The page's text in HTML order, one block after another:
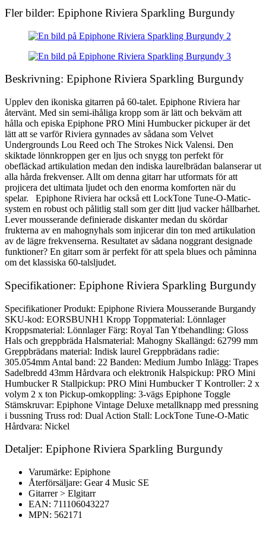
Fler bilder: Epiphone Riviera Sparkling Burgundy
Beskrivning: Epiphone Riviera Sparkling Burgundy
Upplev den ikoniska gitarren på 60-talet. Epiphone Riviera har
återvänt. Med sin semi-ihåliga kropp som är lätt och bekväm att
hålla och episka Epiphone PRO Mini Humbucker pickuper är det
lätt att se varför Riviera gynnades av sådana som Velvet
Undergrounds Lou Reed och The Strokes Nick Valensi. Den
skiktade lönnkroppen ger en ljus och snygg ton perfekt för
obefläckad artikulation medan den indiska laurelbrädan balanserar ut
alla hårda frekvenser. Allt om denna gitarr har utformats för att
projicera det ultimata ljudet och den enorma komforten när du
spelar. Epiphone Riviera har också ett LockTone Tune-O-Matic-
system en robust och pålitlig stall som ger ditt ljud vacker hållbarhet.
Lever mousserande definierade diskanter medan du skördar
frukterna av en mahognyhals som injicerar din ton med artikulation
av de lägre frekvenserna. Resultatet av sådana noggrant designade
funktioner? En gitarr som är perfekt för att spela blues och påminna
om det klassiska 60-talsljudet.
Specifikationer: Epiphone Riviera Sparkling Burgundy
Specifikationer Produkt: Epiphone Riviera Mousserande Burgandy
SKU-kod: EORSBUNH1 Kropp Toppmaterial: Lönnlager
Kroppsmaterial: Lönnlager Färg: Royal Tan Ytbehandling: Gloss
Hals och greppbräda Halsmaterial: Mahogny Skallängd: 62799 mm
Greppbrädans material: Indisk laurel Greppbrädans radie:
305.054mm Antal band: 22 Banden: Medium Jumbo Inlägg: Trapes
Sadelbredd 43mm Hårdvara och elektronik Halspickup: PRO Mini
Humbucker R Stallpickup: PRO Mini Humbucker T Kontroller: 2 x
volym 2 x ton Pickup-omkoppling: 3-vägs Epiphone Toggle
Stämskruvar: Epiphone Vintage Deluxe metallknapp med pressning
i bussning Truss rod: Dual Action Stall: LockTone Tune-O-Matic
Hårdvara: Nickel
Detaljer: Epiphone Riviera Sparkling Burgundy
Varumärke: Epiphone
Återförsäljare: Gear 4 Music SE
Gitarrer > Elgitarr
EAN: 711106043227
MPN: 562171